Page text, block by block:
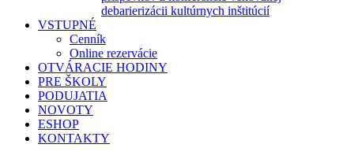
debarierizácii kultúrnych inštitúcií
VSTUPNÉ
Cenník
Online rezervácie
OTVÁRACIE HODINY
PRE ŠKOLY
PODUJATIA
NOVOTY
ESHOP
KONTAKTY